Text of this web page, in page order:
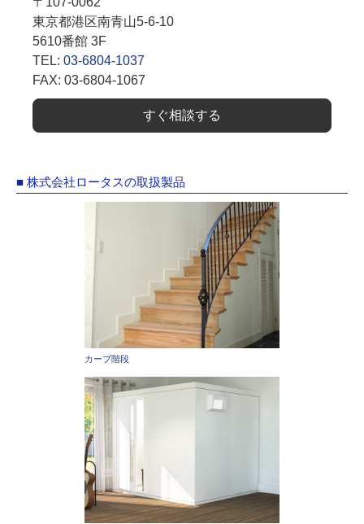
東京都港区南青山5-6-10
5610番館 3F
TEL: 03-6804-1037
FAX: 03-6804-1067
すぐ相談する
■ 株式会社ロータスの取扱製品
カーブ階段